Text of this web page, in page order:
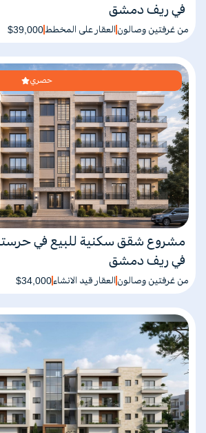
في ريف دمشق
من غرفتين وصالونالعقار على المخطط$39,000
حصري
مشروع شقق سكنية للبيع في حرستا
في ريف دمشق
من غرفتين وصالونالعقار قيد الانشاء$34,000